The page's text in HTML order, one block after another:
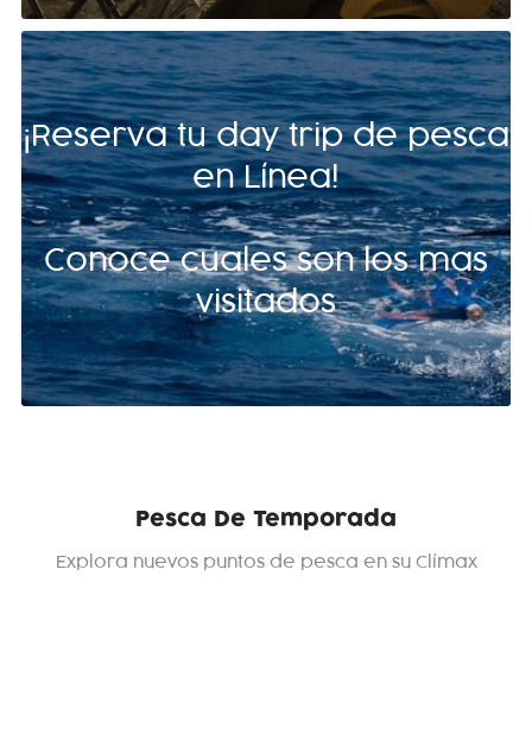
¡Reserva tu day trip de pesca
en Línea!
Conoce cuales son los mas
visitados
Pesca De Temporada
Explora nuevos puntos de pesca en su Clímax